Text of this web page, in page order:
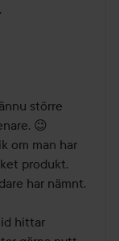
större
😉
om man har
produkt.
har nämnt.
hittar